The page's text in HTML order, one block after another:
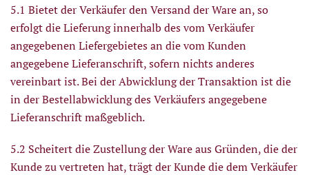
5.1 Bietet der Verkäufer den Versand der Ware an, so
erfolgt die Lieferung innerhalb des vom Verkäufer
angegebenen Liefergebietes an die vom Kunden
angegebene Lieferanschrift, sofern nichts anderes
vereinbart ist. Bei der Abwicklung der Transaktion ist die
in der Bestellabwicklung des Verkäufers angegebene
Lieferanschrift maßgeblich.
5.2 Scheitert die Zustellung der Ware aus Gründen, die der
Kunde zu vertreten hat, trägt der Kunde die dem Verkäufer